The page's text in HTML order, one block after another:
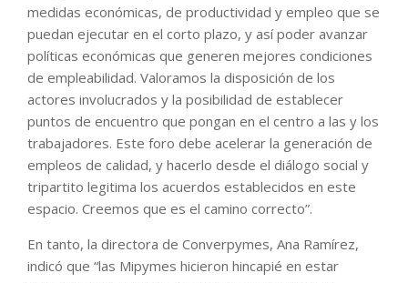
medidas económicas, de productividad y empleo que se
puedan ejecutar en el corto plazo, y así poder avanzar
políticas económicas que generen mejores condiciones
de empleabilidad. Valoramos la disposición de los
actores involucrados y la posibilidad de establecer
puntos de encuentro que pongan en el centro a las y los
trabajadores. Este foro debe acelerar la generación de
empleos de calidad, y hacerlo desde el diálogo social y
tripartito legitima los acuerdos establecidos en este
espacio. Creemos que es el camino correcto”.
En tanto, la directora de Converpymes, Ana Ramírez,
indicó que “las Mipymes hicieron hincapié en estar